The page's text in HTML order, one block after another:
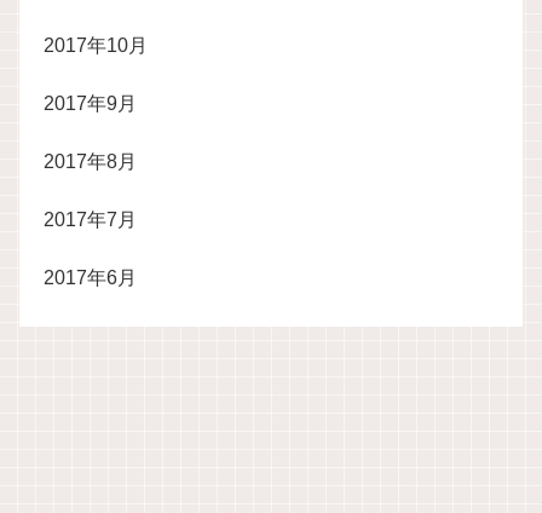
2017年10月
2017年9月
2017年8月
2017年7月
2017年6月